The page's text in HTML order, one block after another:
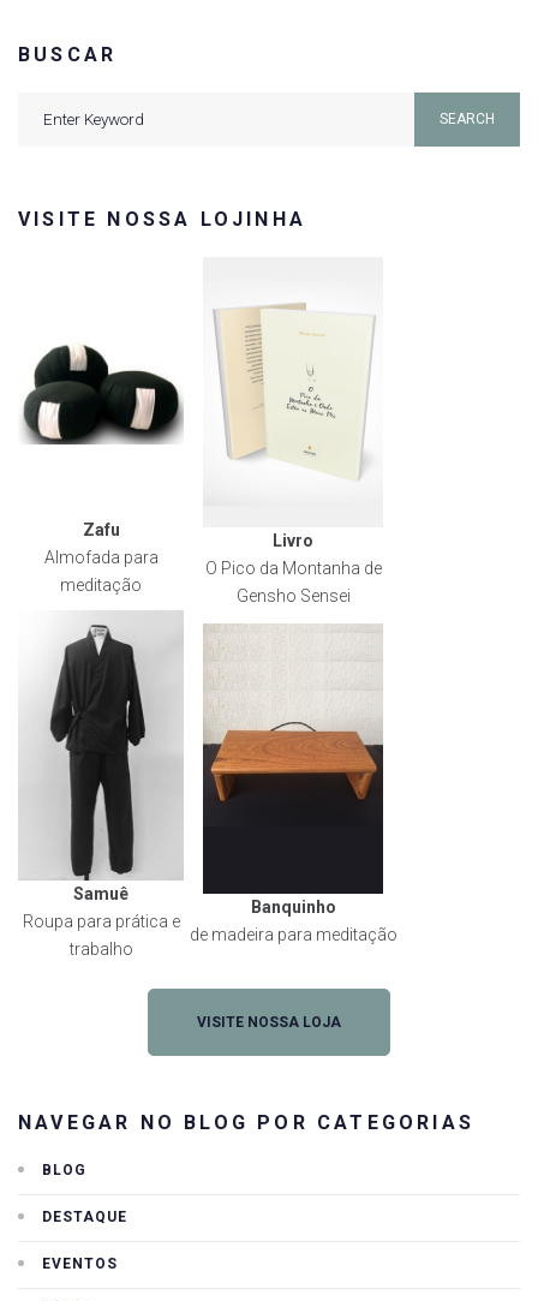
BUSCAR
SEARCH
VISITE NOSSA LOJINHA
Zafu
Almofada para
meditação
Livro
O Pico da Montanha de
Gensho Sensei
Samuê
Roupa para prática e
trabalho
Banquinho
de madeira para meditação
VISITE NOSSA LOJA
NAVEGAR NO BLOG POR CATEGORIAS
BLOG
DESTAQUE
EVENTOS